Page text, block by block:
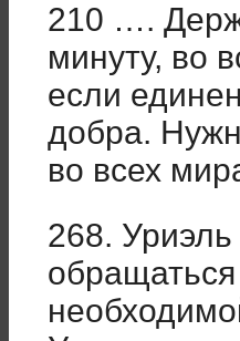
210 ….
минуту, во
если
добра.
во всех
268.